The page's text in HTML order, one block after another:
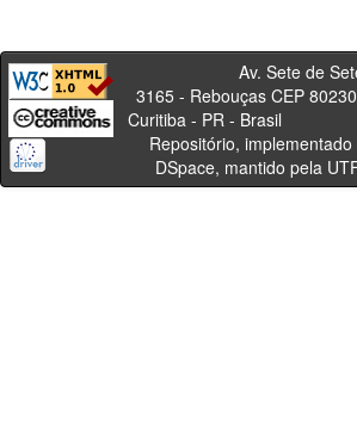
Av. Sete de
3165 - Rebouças CEP
Curitiba - PR -
Repositório, implementado
DSpace, mantido pela